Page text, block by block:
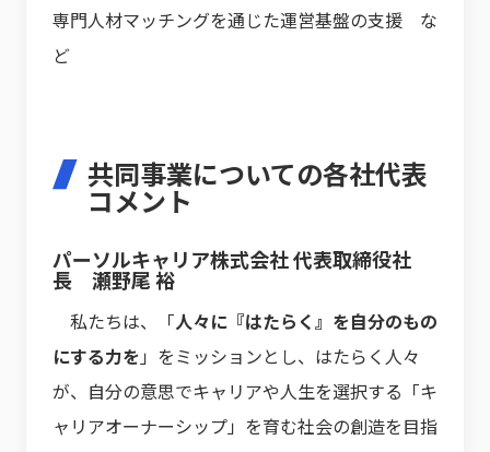
専門人材マッチングを通じた運営基盤の支援 な
ど
共同事業についての各社代表
コメント
パーソルキャリア株式会社 代表取締役社
長 瀬野尾 裕
私たちは、「人々に『はたらく』を自分のもの
にする力を 」をミッションとし、はたらく人々
が、自分の意思でキャリアや人生を選択する「キ
ャリアオーナーシップ」を育む社会の創造を目指